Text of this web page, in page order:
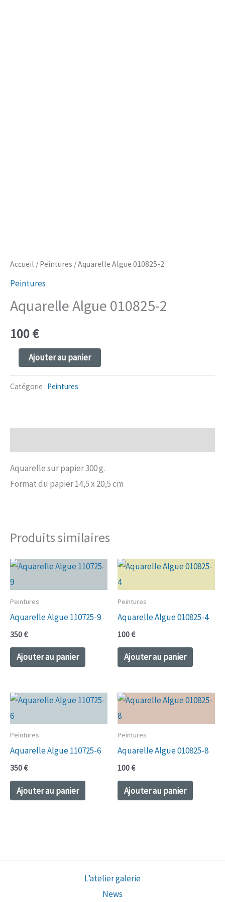
Accueil / Peintures / Aquarelle Algue 010825-2
Peintures
Aquarelle Algue 010825-2
100€
quantité
Aquarelle
Ajouter au panier
Catégorie : Peintures
Aquarelle sur papier 300 g.
Format du papier 14,5 x 20,5 cm
Produits similaires
Peintures
Aquarelle Algue 110725-9
350€
Ajouter au panier
Peintures
Aquarelle Algue 010825-4
100€
Ajouter au panier
Peintures
Aquarelle Algue 110725-6
350€
Ajouter au panier
Peintures
Aquarelle Algue 010825-8
100€
Ajouter au panier
L’atelier galerie
News